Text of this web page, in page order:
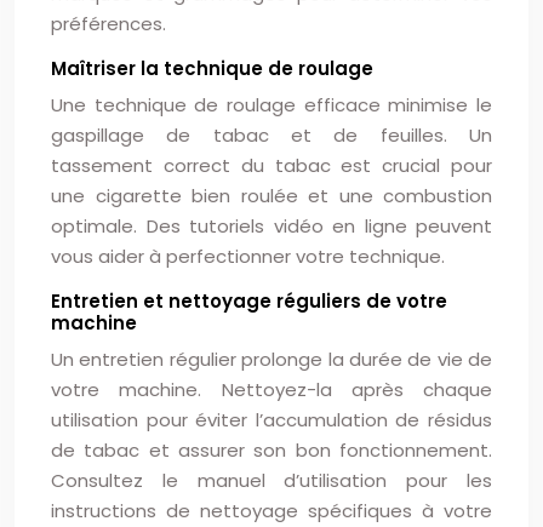
préférences.
Maîtriser la technique de roulage
Une technique de roulage efficace minimise le
gaspillage de tabac et de feuilles. Un
tassement correct du tabac est crucial pour
une cigarette bien roulée et une combustion
optimale. Des tutoriels vidéo en ligne peuvent
vous aider à perfectionner votre technique.
Entretien et nettoyage réguliers de votre
machine
Un entretien régulier prolonge la durée de vie de
votre machine. Nettoyez-la après chaque
utilisation pour éviter l’accumulation de résidus
de tabac et assurer son bon fonctionnement.
Consultez le manuel d’utilisation pour les
instructions de nettoyage spécifiques à votre